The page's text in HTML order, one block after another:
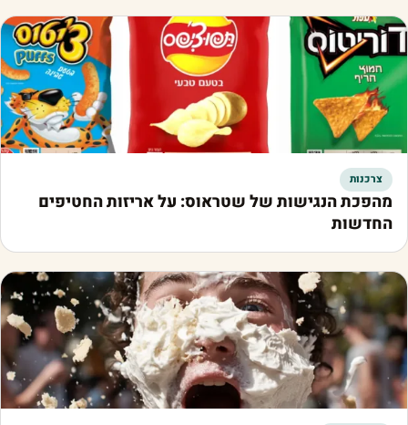
צרכנות
מהפכת הנגישות של שטראוס: על אריזות החטיפים
החדשות